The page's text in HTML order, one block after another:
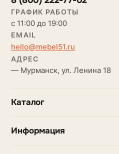
ГРАФИК РАБОТЫ
с 11:00 до 19:00
EMAIL
hello@mebel51.ru
АДРЕС
— Мурманск, ул. Ленина 18
Каталог
Информация